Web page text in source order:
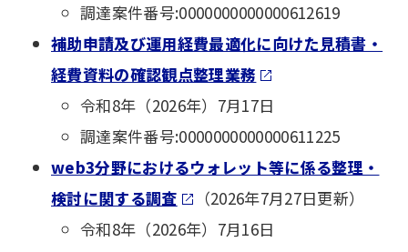
調達案件番号:0000000000000612619
補助申請及び運用経費最適化に向けた見積書・
経費資料の確認観点整理業務
令和8年（2026年）7月17日
調達案件番号:0000000000000611225
web3分野におけるウォレット等に係る整理・
検討に関する調査
（2026年7月27日更新）
令和8年（2026年）7月16日